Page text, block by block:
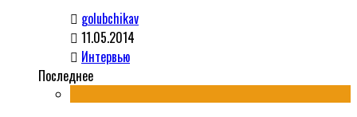
golubchikav
11.05.2014
Интервью
Последнее